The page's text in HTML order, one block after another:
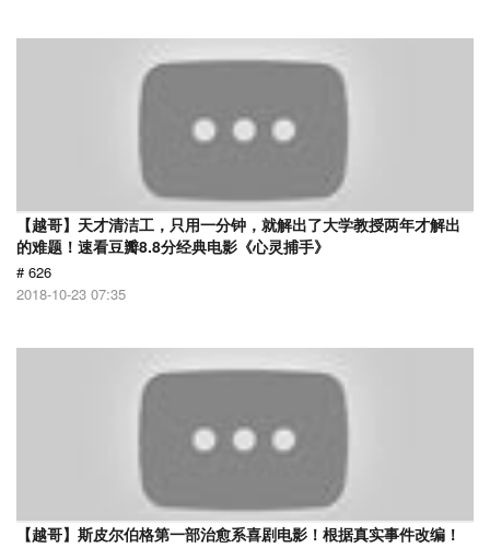
【越哥】天才清洁工，只用一分钟，就解出了大学教授两年才解出
的难题！速看豆瓣8.8分经典电影《心灵捕手》
# 626
2018-10-23 07:35
【越哥】斯皮尔伯格第一部治愈系喜剧电影！根据真实事件改编！